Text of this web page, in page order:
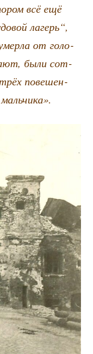
всё ещё
лагерь“,
от голо­
были сот­
трёх пове­шен­